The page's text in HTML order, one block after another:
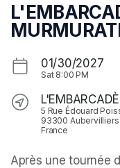
01/30/2027
Sat 8:00 PM
5 Rue Édouard
93300 Aubervilliers
France
Après une tournée